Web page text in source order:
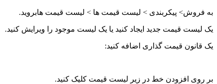
به فروش> پیکربندی > لیست قیمت ها > لیست قیمت هابروید.
یک لیست قیمت جدید ایجاد کنید یا یک لیست موجود را ویرایش کنید.
یک قانون قیمت گذاری اضافه کنید:
بر روی افزودن خط در زیر لیست قیمت کلیک کنید.